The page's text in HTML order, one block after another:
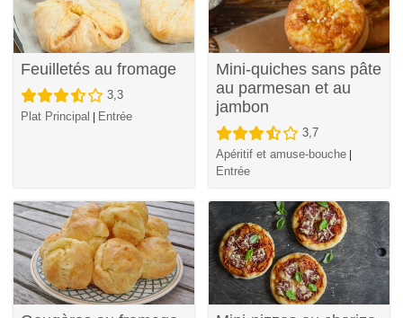
Feuilletés au fromage
3,3
Plat Principal
Entrée
Mini-quiches sans pâte
au parmesan et au
jambon
3,7
Apéritif et amuse-bouche
Entrée